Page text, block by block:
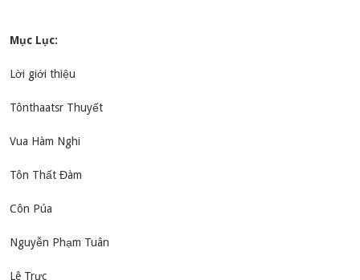
Mục Lục:
Lời giới thiệu
Tônthaatsr Thuyết
Vua Hàm Nghi
Tôn Thất Đàm
Côn Púa
Nguyễn Phạm Tuân
Lê Trực